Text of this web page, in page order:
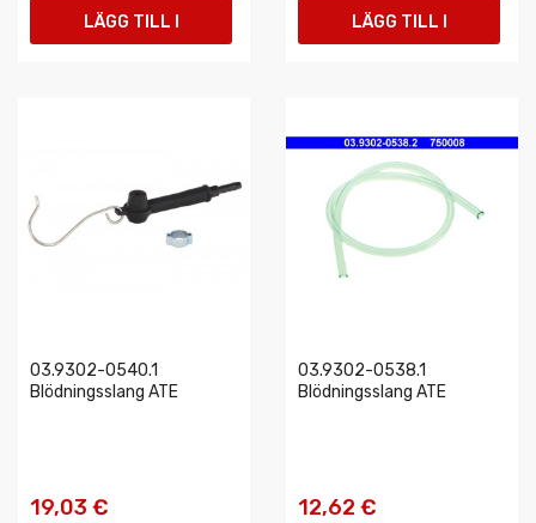
LÄGG TILL I LÄGG TILL I
03.9302-0540.1
Blödningsslang ATE
19,03 €
03.9302-0538.1
Blödningsslang ATE
12,62 €